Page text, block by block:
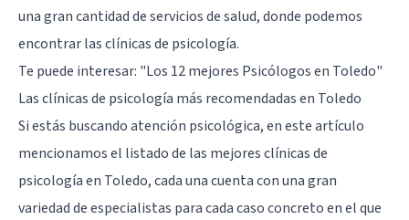
una gran cantidad de servicios de salud, donde podemos
encontrar las clínicas de psicología.
Te puede interesar: "Los 12 mejores Psicólogos en Toledo"
Las clínicas de psicología más recomendadas en Toledo
Si estás buscando atención psicológica, en este artículo
mencionamos el listado de las mejores clínicas de
psicología en Toledo, cada una cuenta con una gran
variedad de especialistas para cada caso concreto en el que